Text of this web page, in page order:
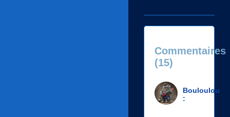
Commentaires
(15)
Bouloulou
: